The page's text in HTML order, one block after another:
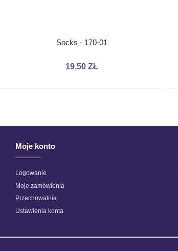
Socks - 170-01
19,50 ZŁ
Moje konto
Logowanie
Moje zamówienia
Przechowalnia
Ustawienia konta